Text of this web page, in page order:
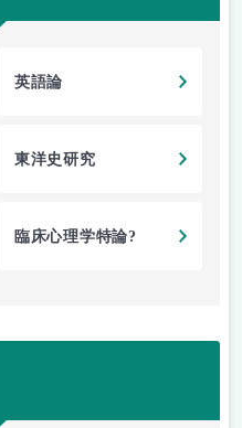
英語論
東洋史研究
臨床心理学特論?